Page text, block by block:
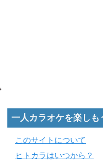
一人カラオケを楽しも
このサイトについて
ヒトカラはいつから？